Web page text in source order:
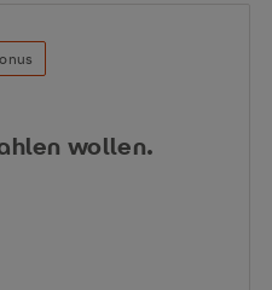
wollen.